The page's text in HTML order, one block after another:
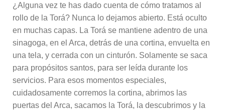
¿Alguna vez te has dado cuenta de cómo tratamos al
rollo de la Torá? Nunca lo dejamos abierto. Está oculto
en muchas capas. La Torá se mantiene adentro de una
sinagoga, en el Arca, detrás de una cortina, envuelta en
una tela, y cerrada con un cinturón. Solamente se saca
para propósitos santos, para ser leída durante los
servicios. Para esos momentos especiales,
cuidadosamente corremos la cortina, abrimos las
puertas del Arca, sacamos la Torá, la descubrimos y la